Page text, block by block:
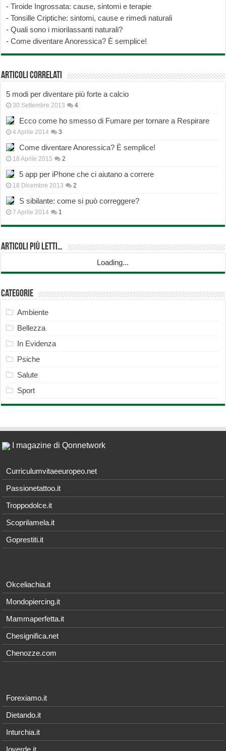
-Tiroide Ingrossata: cause, sintomi e terapie
-Tonsille Criptiche: sintomi, cause e rimedi naturali
-Quali sono i miorilassanti naturali?
-Come diventare Anoressica? È semplice!
Articoli correlati
5 modi per diventare più forte a calcio
30 Settembre 2013 4
Ecco come ho smesso di Fumare per tornare a Respirare
4 Aprile 2014 3
Come diventare Anoressica? È semplice!
18 Aprile 2015 2
5 app per iPhone che ci aiutano a correre
18 Dicembre 2013 2
S sibilante: come si può correggere?
7 Aprile 2014 1
Articoli più Letti…
Loading...
Categorie
Ambiente
Bellezza
In Evidenza
Psiche
Salute
Sport
I magazine di Qonnetwork
Curriculumvitaeeuropeo.net
Passionetattoo.it
Troppodolce.it
Scoprilamela.it
Goprestiti.it
Okceliachia.it
Mondopiercing.it
Mammaperfetta.it
Chesignifica.net
Chenozze.com
Forexiamo.it
Dietando.it
Inturchia.it